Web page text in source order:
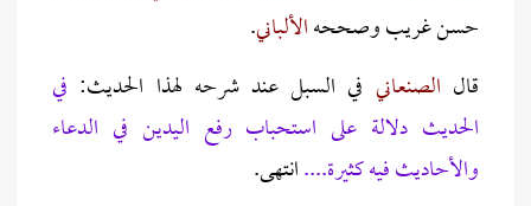
حسن غريب وصححهالألباني.
قال الصنعاني في السبل عند شرحه لهذا الحديث: في
الحديث دلالة على استحباب رفع اليدين في الدعاء
والأحاديث فيه كثيرة....انتهى.